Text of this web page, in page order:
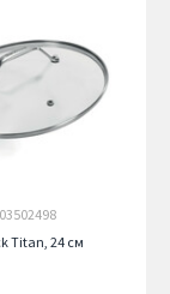
Titan, 24 см